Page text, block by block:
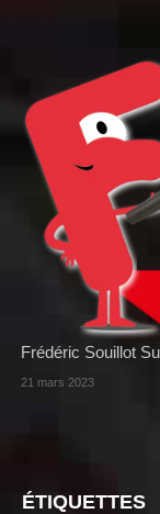
Frédéric Souillot
21 mars 2023
ÉTIQUETTES